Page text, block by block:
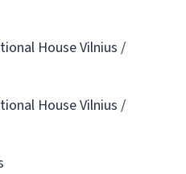
House Vilnius /
House Vilnius /